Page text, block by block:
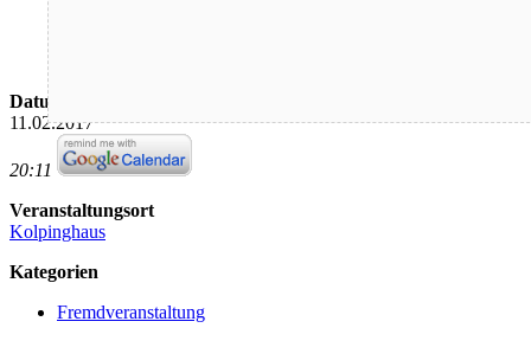
Datum/Zeit
11.02.2017
20:11
Veranstaltungsort
Kolpinghaus
Kategorien
Fremdveranstaltung